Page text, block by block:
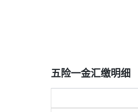
五险一金汇缴明细